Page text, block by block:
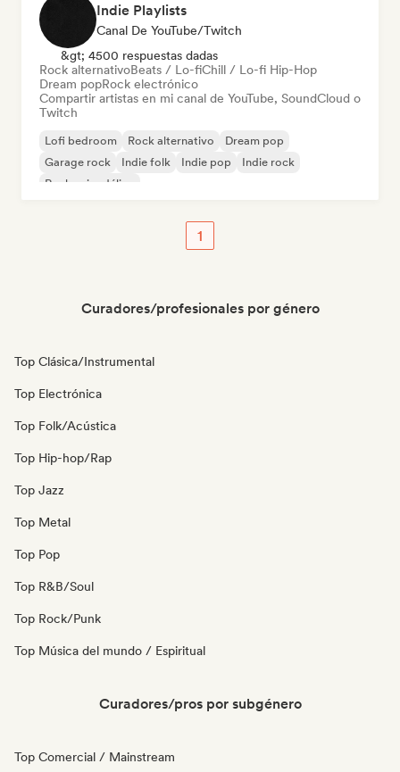
Indie Playlists
Canal De YouTube/Twitch
&gt; 4500 respuestas dadas
Rock alternativoBeats / Lo-fiChill / Lo-fi Hip-Hop
Dream popRock electrónico
Compartir artistas en mi canal de YouTube, SoundCloud o
Twitch
Lofi bedroom Rock alternativo
Dream pop
Garage rock
Indie folk Indie pop
Indie rock
Rock psicodélico
1
Curadores/profesionales por género
Top Clásica/Instrumental
Top Electrónica
Top Folk/Acústica
Top Hip-hop/Rap
Top Jazz
Top Metal
Top Pop
Top R&B/Soul
Top Rock/Punk
Top Música del mundo / Espiritual
Curadores/pros por subgénero
Top Comercial / Mainstream